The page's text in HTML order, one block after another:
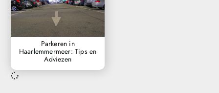
Parkeren in
Haarlemmermeer: Tips en
Adviezen